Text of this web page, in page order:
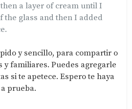
a layer of cream until I
the glass and then I added
y sencillo, para compartir o
y familiares. Puedes agregarle
si te apetece. Espero te haya
prueba.